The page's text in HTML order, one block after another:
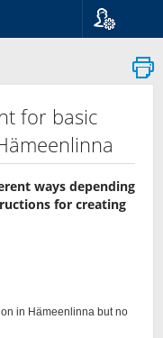
Suomi
Svenska
for basic
ways depending
for creating